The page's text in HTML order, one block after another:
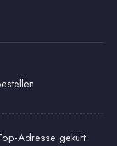
Adresse gekürt